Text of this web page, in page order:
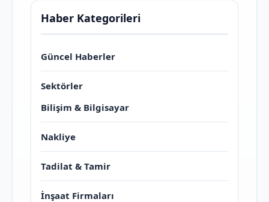
Haber Kategorileri
Güncel Haberler
Sektörler
Bilişim & Bilgisayar
Nakliye
Tadilat & Tamir
İnşaat Firmaları